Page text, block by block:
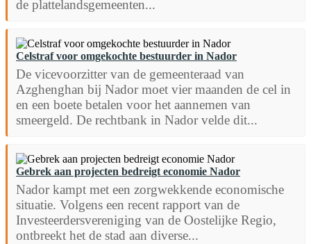
de plattelandsgemeenten...
Celstraf voor omgekochte bestuurder in Nador
De vicevoorzitter van de gemeenteraad van
Azghenghan bij Nador moet vier maanden de cel in
en een boete betalen voor het aannemen van
smeergeld. De rechtbank in Nador velde dit...
Gebrek aan projecten bedreigt economie Nador
Nador kampt met een zorgwekkende economische
situatie. Volgens een recent rapport van de
Investeerdersvereniging van de Oostelijke Regio,
ontbreekt het de stad aan diverse...